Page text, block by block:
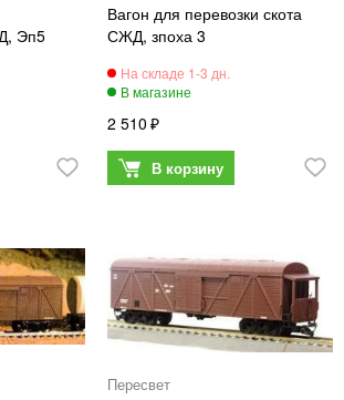
Эп5
Вагон для перевозки скота
СЖД, зпоха 3
2 510
Пересвет